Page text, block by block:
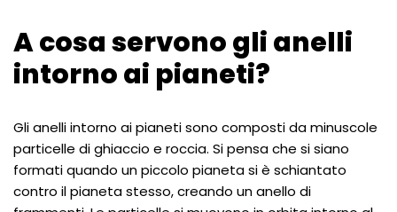
A cosa servono gli anelli
intorno ai pianeti?
Gli anelli intorno ai pianeti sono composti da minuscole
particelle di ghiaccio e roccia. Si pensa che si siano
formati quando un piccolo pianeta si è schiantato
contro il pianeta stesso, creando un anello di